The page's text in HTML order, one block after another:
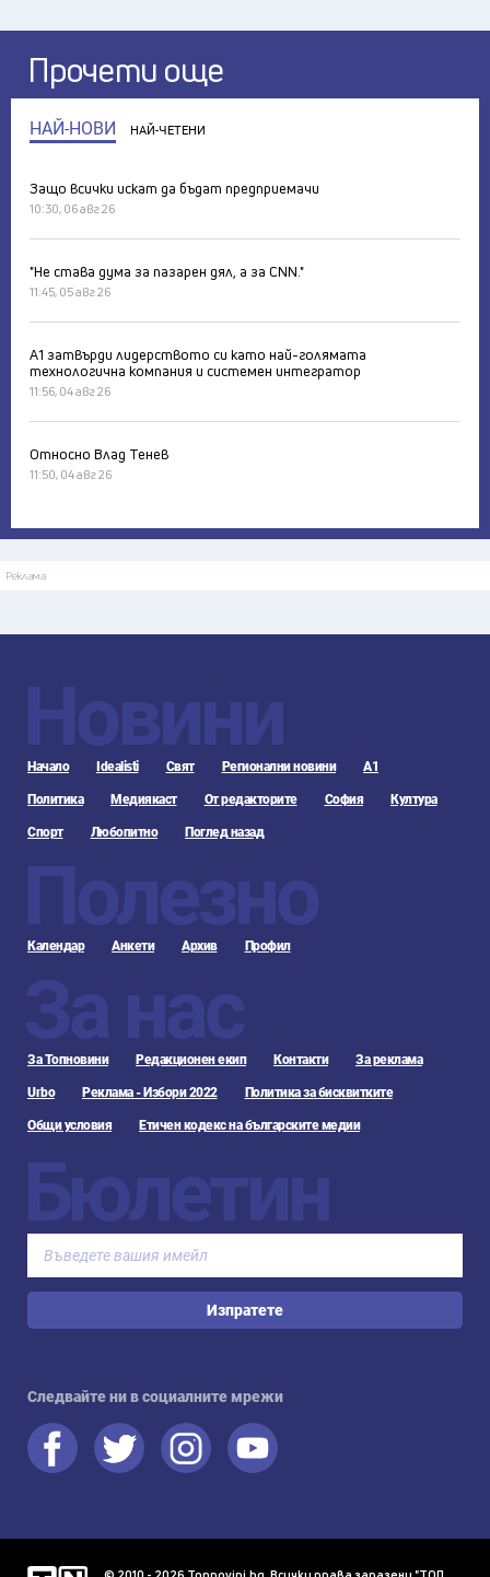
Прочети още
НАЙ-НОВИ НАЙ-ЧЕТЕНИ
Защо всички искат да бъдат предприемачи
10:30, 06 авг 26
"Не става дума за пазарен дял, а за CNN."
11:45, 05 авг 26
А1 затвърди лидерството си като най-голямата
технологична компания и системен интегратор
11:56, 04 авг 26
Относно Влад Тенев
11:50, 04 авг 26
Реклама
Новини
Начало Idealisti Свят Регионални новини А1
Политика Медиякаст От редакторите София Култура
Спорт Любопитно Поглед назад
Полезно
Календар Анкети Архив Профил
За нас
За Топновини Редакционен екип Контакти За реклама
Urbo Реклама - Избори 2022 Политика за бисквитките
Общи условия Етичен кодекс на българските медии
Бюлетин
Изпратете
Следвайте ни в социалните мрежи